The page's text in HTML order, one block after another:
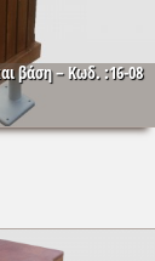
βάση – Κωδ. :16-08